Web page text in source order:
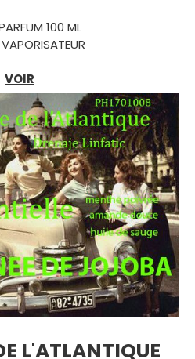
100 ML
VOIR
L'ATLANTIQUE